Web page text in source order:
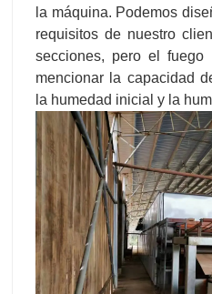
la máquina. Podemos
requisitos de nuestro
secciones, pero el
mencionar la capacidad
la humedad inicial y la